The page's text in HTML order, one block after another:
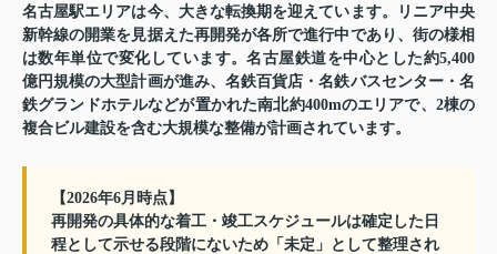
名古屋駅エリアは今、大きな転換期を迎えています。リニア中央
新幹線の開業を見据えた再開発が各所で進行中であり、街の様相
は数年単位で変化しています。名古屋鉄道を中心とした約5,400
億円規模の大型計画が進み、名鉄百貨店・名鉄バスセンター・名
鉄グランドホテルなどが置かれた南北約400mのエリアで、2棟の
複合ビル建設を含む大規模な整備が計画されています。
【2026年6月時点】
再開発の具体的な着工・竣工スケジュールは確定した日
程として示せる段階にないため「未定」として整理され